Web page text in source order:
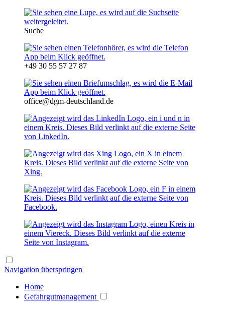
Suche
+49 30 55 57 27 87
office@dgm-deutschland.de
Navigation überspringen
Home
Gefahrgutmanagement